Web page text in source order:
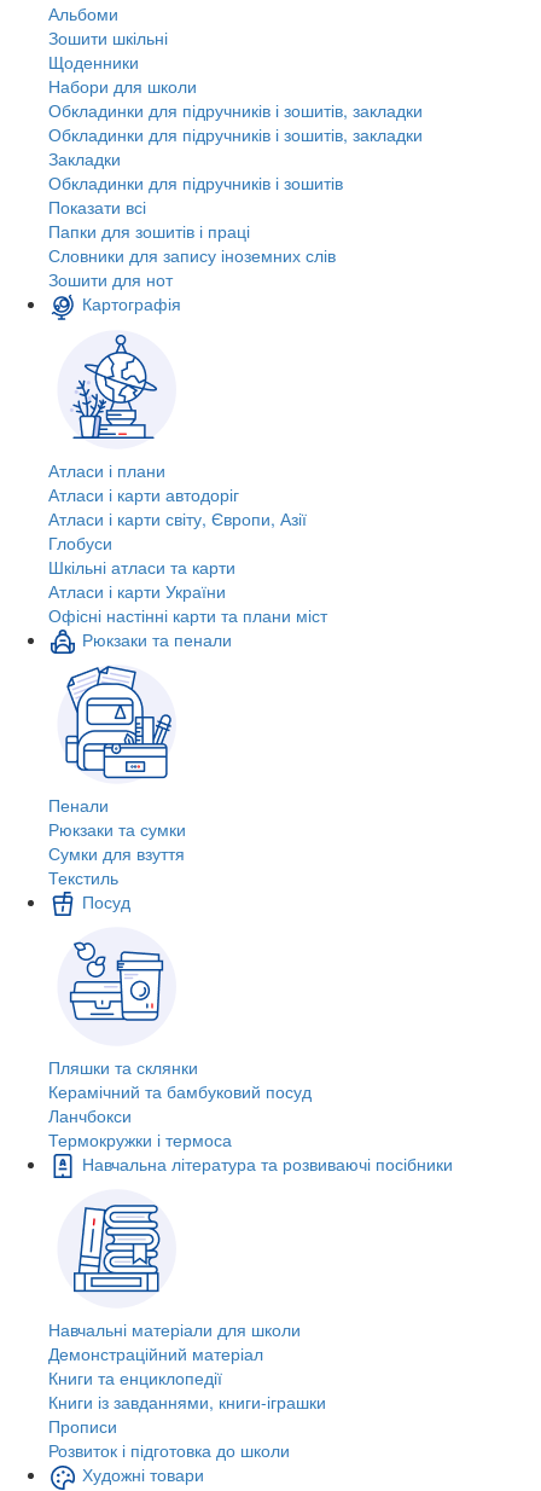
Альбоми
Зошити шкільні
Щоденники
Набори для школи
Обкладинки для підручників і зошитів, закладки
Обкладинки для підручників і зошитів, закладки
Закладки
Обкладинки для підручників і зошитів
Показати всі
Папки для зошитів і праці
Словники для запису іноземних слів
Зошити для нот
Картографія
Атласи і плани
Атласи і карти автодоріг
Атласи і карти світу, Європи, Азії
Глобуси
Шкільні атласи та карти
Атласи і карти України
Офісні настінні карти та плани міст
Рюкзаки та пенали
Пенали
Рюкзаки та сумки
Сумки для взуття
Текстиль
Посуд
Пляшки та склянки
Керамічний та бамбуковий посуд
Ланчбокси
Термокружки і термоса
Навчальна література та розвиваючі посібники
Навчальні матеріали для школи
Демонстраційний матеріал
Книги та енциклопедії
Книги із завданнями, книги-іграшки
Прописи
Розвиток і підготовка до школи
Художні товари